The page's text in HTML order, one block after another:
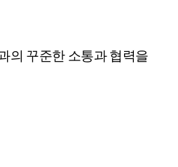
의 꾸준한 소통과 협력을